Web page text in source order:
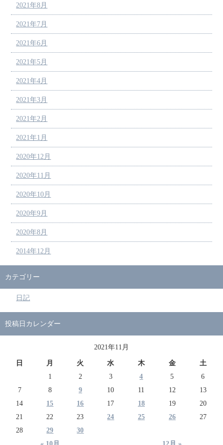
2021年8月
2021年7月
2021年6月
2021年5月
2021年4月
2021年3月
2021年2月
2021年1月
2020年12月
2020年11月
2020年10月
2020年9月
2020年8月
2014年12月
カテゴリー
日記
投稿日カレンダー
2021年11月
日 月 火 水 木 金 土
1 2 3 4 5
6
7
8 9 10 11 12
13
14
15 16 17 18 19
20
21
22 23 24 25 26
27
28
29 30